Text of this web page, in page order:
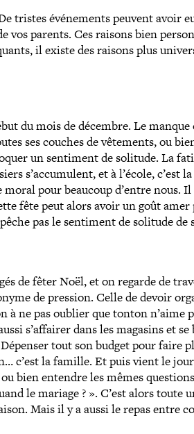
tristes évé­ne­ments peuvent avoir
vos parents. Ces raisons bien
il existe des raisons plus
du mois de décembre. Le
ses couches de vêtements, ou
un sentiment de solitude. La
s’accumulent, et à l’école, c’est
pour beaucoup d’entre nous.
fête peut alors avoir un goût
pas le sentiment de solitude de
de fêter Noël, et on regarde de
de pression. Celle de devoir
ne pas oublier que tonton n’aime
s’affairer dans les magasins et
tout son budget pour faire
c’est la famille. Et puis vient le
bien entendre les mêmes
le mariage ? ». C’est alors toute
Mais il y a aussi le repas entre